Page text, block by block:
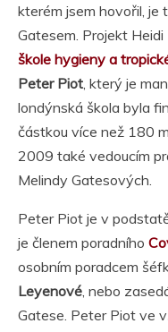
kterém jsem hovořil, je
Gatesem. Projekt
škole hygieny a
Peter Piot , který je
londýnská škola byla
částkou více než 180
2009 také vedoucím
Melindy Gatesových.
Peter Piot je v
je členem poradního
osobním poradcem
Leyenové , nebo
Gatese. Peter Piot ve